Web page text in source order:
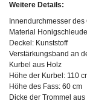
Weitere Details:
Innendurchmesser
Material
Deckel: Kunststoff
Verstärkungsband an
Kurbel aus Holz
Höhe der Kurbel: 110
Höhe des Fass: 60 cm
Dicke der Trommel